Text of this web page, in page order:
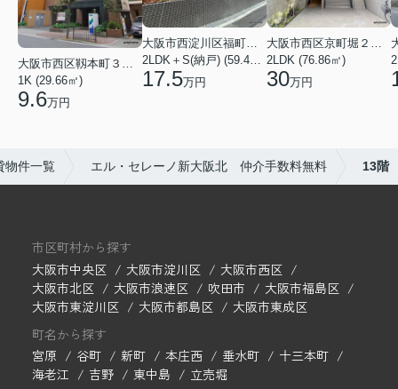
大阪市西区靱本町３丁目
1K (29.66㎡)
9.6万円
17.5万円
2LDK (76.86㎡)
30万円
物件一覧 エル・セレーノ新大阪北 仲介手数料無料 13階
市区町村から探す
大阪市中央区
大阪市淀川区
大阪市西区
大阪市北区
大阪市浪速区 吹田市
大阪市福島区
大阪市東淀川区
大阪市都島区
大阪市東成区
町名から探す
宮原
谷町 新町 本庄西 垂水町
十三本町
海老江
吉野 東中島
立売堀